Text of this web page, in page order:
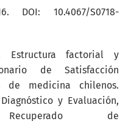
DOI: 10.4067/S0718-
Estructura factorial y
de Satisfacción
de medicina chilenos.
y Evaluación,
de